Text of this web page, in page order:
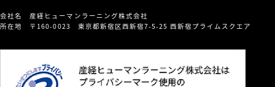
会社名 産経ヒューマンラーニング株式会社
所在地 〒160-0023 東京都新宿区西新宿7-5-25 西新宿プライムスクエア